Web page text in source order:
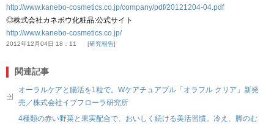
http://www.kanebo-cosmetics.co.jp/company/pdf/20121204-04.pdf
◎株式会社カネボウ化粧品:公式サイト
http://www.kanebo-cosmetics.co.jp/
2012年12月04日 18：11 研究報告
関連記事
オーラルケアと腸活を1粒で。Wケアチュアブル「オラフル クリア」新発
売／株式会社イブフローラ研究所
4種類の赤い野菜と果実配合で、おいしく続ける美活習慣。冷え、脚のむ